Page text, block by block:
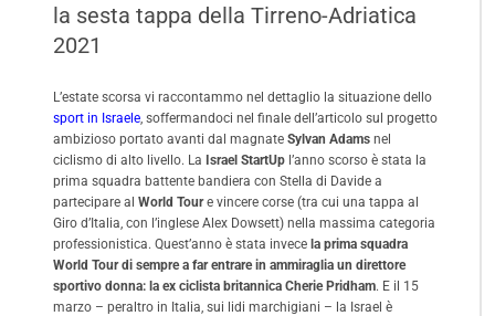
la sesta tappa della Tirreno-Adriatica
2021
L’estate scorsa vi raccontammo nel dettaglio la situazione dello
sport in Israele , soffermandoci nel finale dell’articolo sul progetto
ambizioso portato avanti dal magnate Sylvan Adams nel
ciclismo di alto livello. La Israel StartUp l’anno scorso è stata la
prima squadra battente bandiera con Stella di Davide a
partecipare al World Toure vincere corse (tra cui una tappa al
Giro d’Italia, con l’inglese Alex Dowsett) nella massima categoria
professionistica. Quest’anno è stata invece la prima squadra
World Tour di sempre a far entrare in ammiraglia un direttore
sportivo donna: la ex ciclista britannica Cherie Pridham. E il 15
marzo – peraltro in Italia, sui lidi marchigiani – la Israel è